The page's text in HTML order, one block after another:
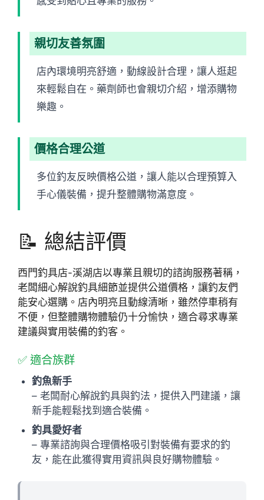
親切友善氛圍
店內環境明亮舒適，動線設計合理，讓人逛起
來輕鬆自在。藥劑師也會親切介紹，增添購物
樂趣。
價格合理公道
多位釣友反映價格公道，讓人能以合理預算入
手心儀裝備，提升整體購物滿意度。
📝 總結評價
西門釣具店-溪湖店以專業且親切的諮詢服務著稱，
老闆細心解說釣具細節並提供公道價格，讓釣友們
能安心選購。店內明亮且動線清晰，雖然停車稍有
不便，但整體購物體驗仍十分愉快，適合尋求專業
建議與實用裝備的釣客。
✅ 適合族群
釣魚新手
– 老闆耐心解說釣具與釣法，提供入門建議，讓
新手能輕鬆找到適合裝備。
釣具愛好者
– 專業諮詢與合理價格吸引對裝備有要求的釣
友，能在此獲得實用資訊與良好購物體驗。